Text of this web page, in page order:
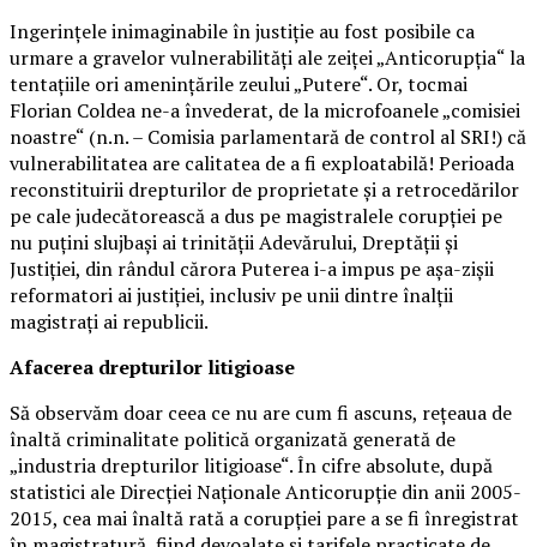
Ingerințele inimaginabile în justiție au fost posibile ca
urmare a gravelor vulnerabilități ale zeiței „Anticorupția“ la
tentațiile ori amenințările zeului „Putere“. Or, tocmai
Florian Coldea ne-a învederat, de la microfoanele „comisiei
noastre“ (n.n. – Comisia parlamentară de control al SRI!) că
vulnerabilitatea are calitatea de a fi exploatabilă! Perioada
reconstituirii drepturilor de proprietate și a retrocedărilor
pe cale judecătorească a dus pe magistralele corupției pe
nu puțini slujbași ai trinității Adevărului, Dreptății și
Justiției, din rândul cărora Puterea i-a impus pe așa-zișii
reformatori ai justiției, inclusiv pe unii dintre înalții
magistrați ai republicii.
Afacerea drepturilor litigioase
Să observăm doar ceea ce nu are cum fi ascuns, rețeaua de
înaltă criminalitate politică organizată generată de
„industria drepturilor litigioase“. În cifre absolute, după
statistici ale Direcției Naționale Anticorupție din anii 2005-
2015, cea mai înaltă rată a corupției pare a se fi înregistrat